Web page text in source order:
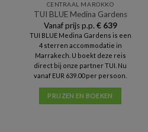
CENTRAAL MAROKKO
TUI BLUE Medina Gardens
Vanaf prijs p.p. €639
TUI BLUE Medina Gardens is een
4 sterren accommodatie in
Marrakech. U boekt deze reis
direct bij onze partner TUI. Nu
vanaf EUR 639.00 per persoon.
PRIJZEN EN BOEKEN